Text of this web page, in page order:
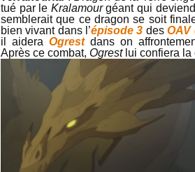
tué par le Kralamourgéant qui
semblerait que ce dragon se soit
bien vivant dans l’épisode 3 desOAV
il aidera Ogrest dans on
Après ce combat, Ogrestlui confiera la